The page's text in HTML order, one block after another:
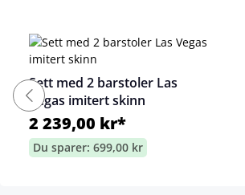
Sett med 2 barstoler Las
Vegas imitert skinn
2 239,00 kr*
Du sparer: 699,00 kr